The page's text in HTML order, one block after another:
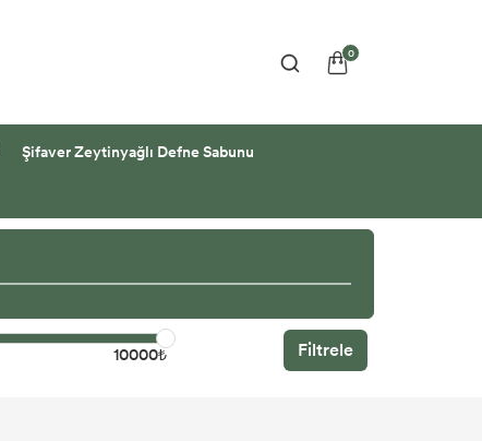
0
Şifaver Zeytinyağlı Defne Sabunu
10000₺ Filtrele